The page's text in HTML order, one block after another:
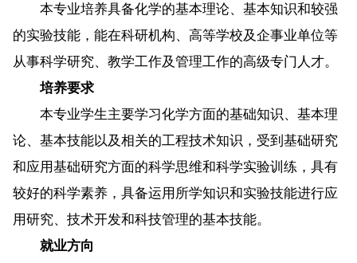
本专业培养具备化学的基本理论、基本知识和较强
的实验技能，能在科研机构、高等学校及企事业单位等
从事科学研究、教学工作及管理工作的高级专门人才。
培养要求
本专业学生主要学习化学方面的基础知识、基本理
论、基本技能以及相关的工程技术知识，受到基础研究
和应用基础研究方面的科学思维和科学实验训练，具有
较好的科学素养，具备运用所学知识和实验技能进行应
用研究、技术开发和科技管理的基本技能。
就业方向